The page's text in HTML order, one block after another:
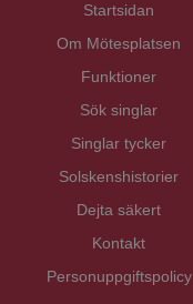
Startsidan
Om Mötesplatsen
Funktioner
Sök singlar
Singlar tycker
Solskenshistorier
Dejta säkert
Kontakt
Personuppgiftspolicy